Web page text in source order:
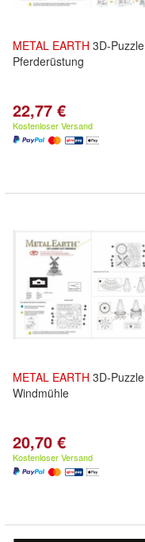
METAL EARTH 3D-Puzzle
Pferderüstung
22,77 €
Kostenloser Versand
METAL EARTH 3D-Puzzle
Windmühle
20,70 €
Kostenloser Versand